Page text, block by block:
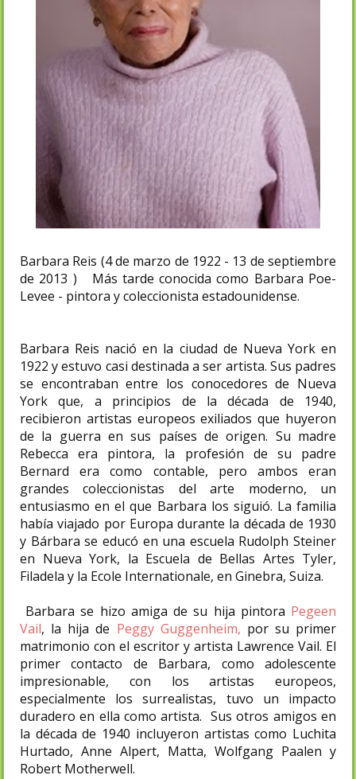
Barbara Reis (4 de marzo de 1922 - 13 de septiembre
de 2013 ) Más tarde conocida como Barbara Poe-
Levee - pintora y coleccionista estadounidense.
Barbara Reis nació en la ciudad de Nueva York en
1922 y estuvo casi destinada a ser artista. Sus padres
se encontraban entre los conocedores de Nueva
York que, a principios de la década de 1940,
recibieron artistas europeos exiliados que huyeron
de la guerra en sus países de origen. Su madre
Rebecca era pintora, la profesión de su padre
Bernard era como contable, pero ambos eran
grandes coleccionistas del arte moderno, un
entusiasmo en el que Barbara los siguió. La familia
había viajado por Europa durante la década de 1930
y Bárbara se educó en una escuela Rudolph Steiner
en Nueva York, la Escuela de Bellas Artes Tyler,
Filadelfia y la Ecole Internationale, en Ginebra, Suiza.
Barbara se hizo amiga de su hija pintora Pegeen
Vail, la hija de Peggy Guggenheim, por su primer
matrimonio con el escritor y artista Lawrence Vail. El
primer contacto de Barbara, como adolescente
impresionable, con los artistas europeos,
especialmente los surrealistas, tuvo un impacto
duradero en ella como artista. Sus otros amigos en
la década de 1940 incluyeron artistas como Luchita
Hurtado, Anne Alpert, Matta, Wolfgang Paalen y
Robert Motherwell.